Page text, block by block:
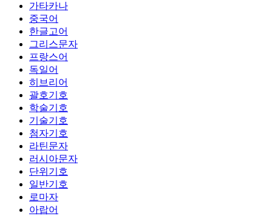
가타카나
중국어
한글고어
그리스문자
프랑스어
독일어
히브리어
괄호기호
학술기호
기술기호
첨자기호
라틴문자
러시아문자
단위기호
일반기호
로마자
아랍어